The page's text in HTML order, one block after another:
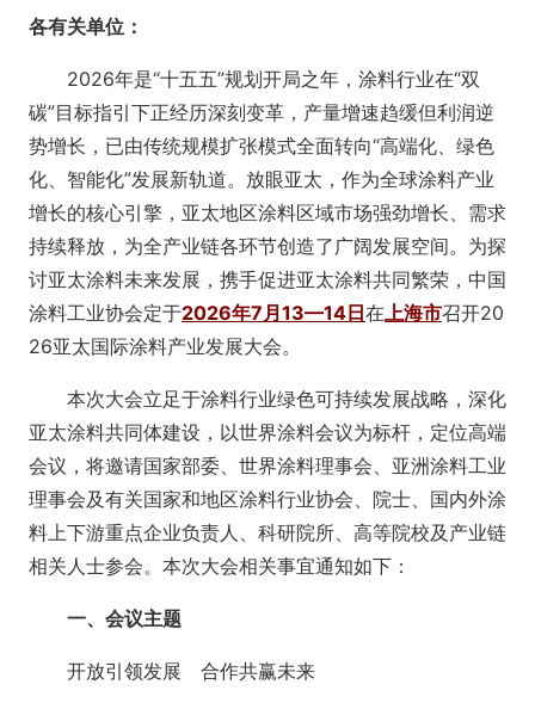
各有关单位：
2026年是“十五五”规划开局之年，涂料行业在“双
碳”目标指引下正经历深刻变革，产量增速趋缓但利润逆
势增长，已由传统规模扩张模式全面转向“高端化、绿色
化、智能化”发展新轨道。放眼亚太，作为全球涂料产业
增长的核心引擎，亚太地区涂料区域市场强劲增长、需求
持续释放，为全产业链各环节创造了广阔发展空间。为探
讨亚太涂料未来发展，携手促进亚太涂料共同繁荣，中国
涂料工业协会定于2026年7月13—14日在 上海市召开20
26亚太国际涂料产业发展大会。
本次大会立足于涂料行业绿色可持续发展战略，深化
亚太涂料共同体建设，以世界涂料会议为标杆，定位高端
会议，将邀请国家部委、世界涂料理事会、亚洲涂料工业
理事会及有关国家和地区涂料行业协会、院士、国内外涂
料上下游重点企业负责人、科研院所、高等院校及产业链
相关人士参会。本次大会相关事宜通知如下：
一、会议主题
开放引领发展 合作共赢未来